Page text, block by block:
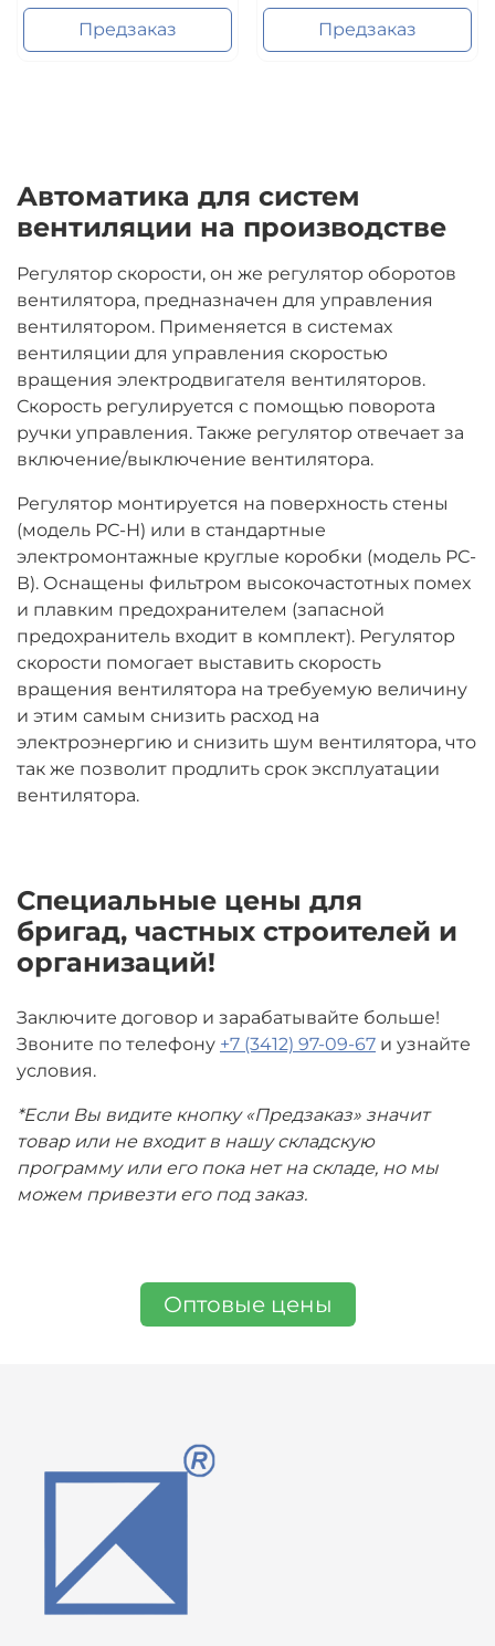
Предзаказ Предзаказ
Автоматика для систем
вентиляции на производстве
Регулятор скорости, он же регулятор оборотов
вентилятора, предназначен для управления
вентилятором. Применяется в системах
вентиляции для управления скоростью
вращения электродвигателя вентиляторов.
Скорость регулируется с помощью поворота
ручки управления. Также регулятор отвечает за
включение/выключение вентилятора.
Регулятор монтируется на поверхность стены
(модель РС-Н) или в стандартные
электромонтажные круглые коробки (модель РС-
В). Оснащены фильтром высокочастотных помех
и плавким предохранителем (запасной
предохранитель входит в комплект). Регулятор
скорости помогает выставить скорость
вращения вентилятора на требуемую величину
и этим самым снизить расход на
электроэнергию и снизить шум вентилятора, что
так же позволит продлить срок эксплуатации
вентилятора.
Специальные цены для
бригад, частных строителей и
организаций!
Заключите договор и зарабатывайте больше!
Звоните по телефону +7 (3412) 97-09-67 и узнайте
условия.
*Если Вы видите кнопку «Предзаказ» значит
товар или не входит в нашу складскую
программу или его пока нет на складе, но мы
можем привезти его под заказ.
Оптовые цены